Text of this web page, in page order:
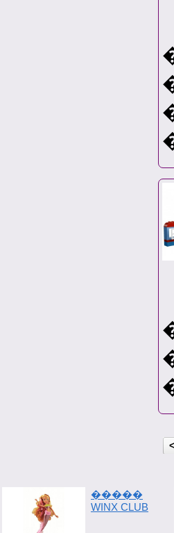
<
�����
WINX CLUB